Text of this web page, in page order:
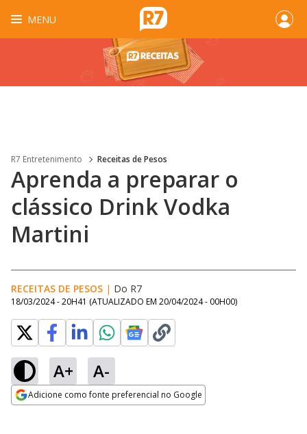
MENU
R7 Entretenimento Receitas de Pesos
Aprenda a preparar o
clássico Drink Vodka
Martini
RECEITAS DE PESOS | Do R7
18/03/2024 - 20H41 (ATUALIZADO EM 20/04/2024 - 00H00)
A+ A-
Adicione como fonte preferencial no Google